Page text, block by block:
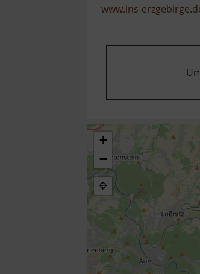
www.ins-
+
−